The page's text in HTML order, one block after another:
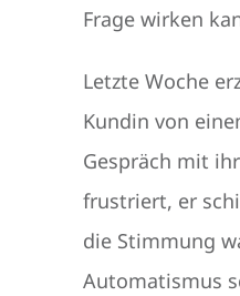
Frage wirken
Letzte Woche
Kundin von
Gespräch mit
frustriert, er
die Stimmung
Automatismus